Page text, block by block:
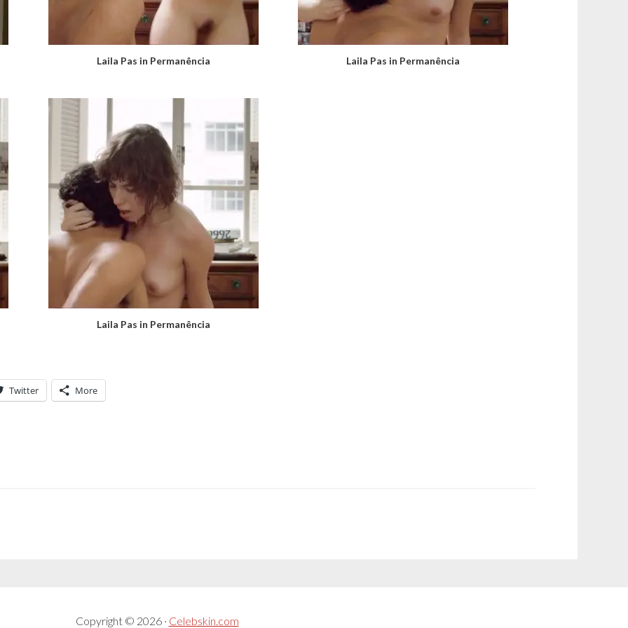
Laila Pas in Permanência Laila Pas in Permanência
Laila Pas in Permanência
Twitter More
Copyright © 2026 · Celebskin.com